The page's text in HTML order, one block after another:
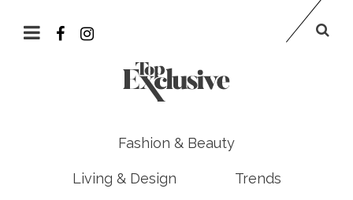
Fashion & Beauty
Living & Design Trends